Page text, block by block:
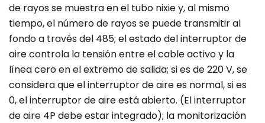
de rayos se muestra en el tubo nixie y, al mismo
tiempo, el número de rayos se puede transmitir al
fondo a través del 485; el estado del interruptor de
aire controla la tensión entre el cable activo y la
línea cero en el extremo de salida; si es de 220 V, se
considera que el interruptor de aire es normal, si es
0, el interruptor de aire está abierto. (El interruptor
de aire 4P debe estar integrado); la monitorización